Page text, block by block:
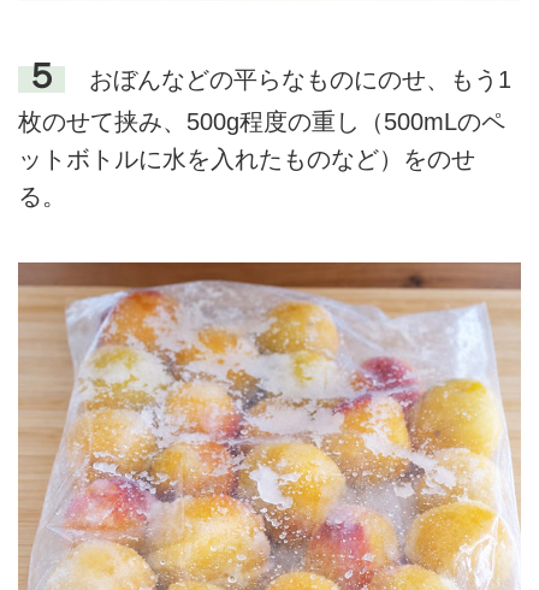
５
おぼんなどの平らなものにのせ、もう1
枚のせて挟み、500g程度の重し（500mLのペ
ットボトルに水を入れたものなど）をのせ
る。